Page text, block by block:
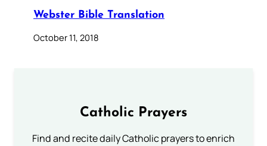
Webster Bible Translation
October 11, 2018
Catholic Prayers
Find and recite daily Catholic prayers to enrich